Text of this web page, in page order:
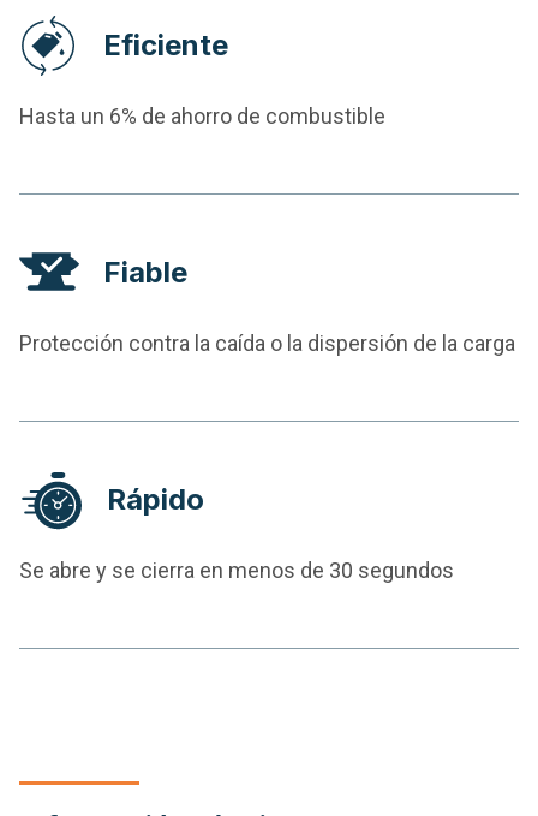
Eficiente
Hasta un 6% de ahorro de combustible
Fiable
Protección contra la caída o la dispersión de la carga
Rápido
Se abre y se cierra en menos de 30 segundos